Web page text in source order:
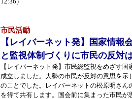
12:36）
市民活動
【レイバーネット発】国家情
と監視体制づくりに市民の反対
【レイバーネット発】市民総監視をめざす
成立しました。大勢の市民が反対の意思を示
のことでした。レイバーネットの松原明さん
を得て共有します。国会前に集まった市民が